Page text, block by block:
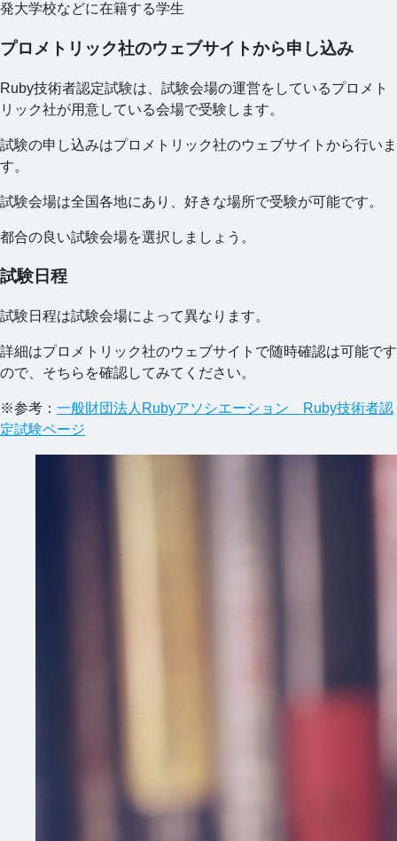
発大学校などに在籍する学生
プロメトリック社のウェブサイトから申し込み
Ruby技術者認定試験は、試験会場の運営をしているプロメト
リック社が用意している会場で受験します。
試験の申し込みはプロメトリック社のウェブサイトから行いま
す。
試験会場は全国各地にあり、好きな場所で受験が可能です。
都合の良い試験会場を選択しましょう。
試験日程
試験日程は試験会場によって異なります。
詳細はプロメトリック社のウェブサイトで随時確認は可能です
ので、そちらを確認してみてください。
※参考： 一般財団法人Rubyアソシエーション Ruby技術者認
定試験ページ